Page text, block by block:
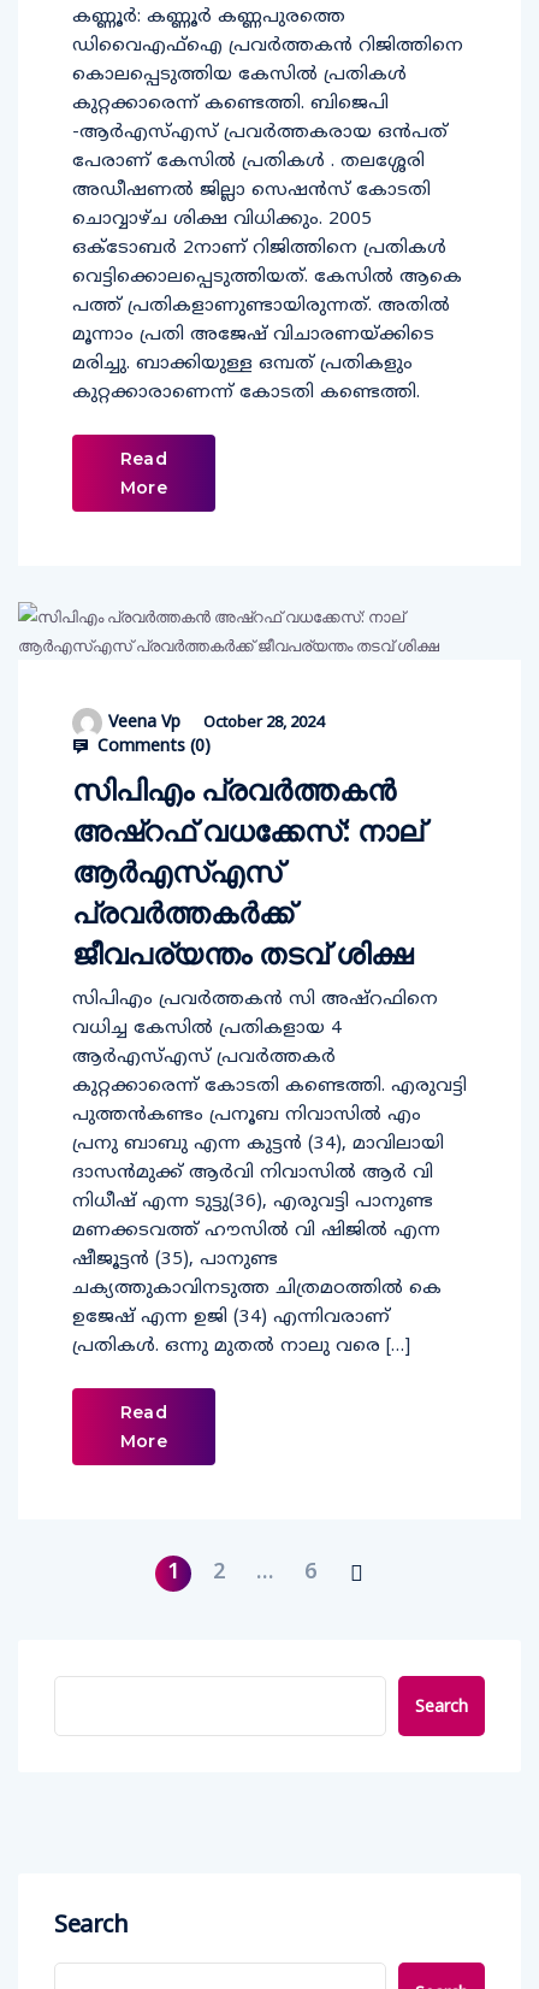
കണ്ണൂര്‍: കണ്ണൂര്‍ കണ്ണപുരത്തെ
ഡിവൈഎഫ്‌ഐ പ്രവര്‍ത്തകന്‍ റിജിത്തിനെ
കൊലപ്പെടുത്തിയ കേസില്‍ പ്രതികള്‍
കുറ്റക്കാരെന്ന് കണ്ടെത്തി. ബിജെപി
-ആര്‍എസ്എസ് പ്രവര്‍ത്തകരായ ഒന്‍പത്
പേരാണ് കേസില്‍ പ്രതികള്‍ . തലശ്ശേരി
അഡീഷണല്‍ ജില്ലാ സെഷന്‍സ് കോടതി
ചൊവ്വാഴ്ച ശിക്ഷ വിധിക്കും. 2005
ഒക്ടോബര്‍ 2നാണ് റിജിത്തിനെ പ്രതികള്‍
വെട്ടിക്കൊലപ്പെടുത്തിയത്. കേസില്‍ ആകെ
പത്ത് പ്രതികളാണുണ്ടായിരുന്നത്. അതില്‍
മൂന്നാം പ്രതി അജേഷ് വിചാരണയ്ക്കിടെ
മരിച്ചു. ബാക്കിയുള്ള ഒമ്പത് പ്രതികളും
കുറ്റക്കാരാണെന്ന് കോടതി കണ്ടെത്തി.
Read
More
Veena Vp October 28, 2024
Comments (0)
സിപിഎം പ്രവര്‍ത്തകന്‍
അഷ്‌റഫ് വധക്കേസ്: നാല്
ആര്‍എസ്എസ്
പ്രവര്‍ത്തകര്‍ക്ക്
ജീവപര്യന്തം തടവ് ശിക്ഷ
സിപിഎം പ്രവര്‍ത്തകന്‍ സി അഷ്‌റഫിനെ
വധിച്ച കേസില്‍ പ്രതികളായ 4
ആര്‍എസ്എസ് പ്രവര്‍ത്തകര്‍
കുറ്റക്കാരെന്ന് കോടതി കണ്ടെത്തി. എരുവട്ടി
പുത്തന്‍കണ്ടം പ്രനൂബ നിവാസില്‍ എം
പ്രനു ബാബു എന്ന കുട്ടന്‍ (34), മാവിലായി
ദാസന്‍മുക്ക് ആര്‍വി നിവാസില്‍ ആര്‍ വി
നിധീഷ് എന്ന ടുട്ടു(36), എരുവട്ടി പാനുണ്ട
മണക്കടവത്ത് ഹൗസില്‍ വി ഷിജില്‍ എന്ന
ഷീജൂട്ടന്‍ (35), പാനുണ്ട
ചക്യത്തുകാവിനടുത്ത ചിത്രമഠത്തില്‍ കെ
ഉജേഷ് എന്ന ഉജി (34) എന്നിവരാണ്
പ്രതികള്‍. ഒന്നു മുതല്‍ നാലു വരെ […]
Read
More
1 2 … 6
Search
Search